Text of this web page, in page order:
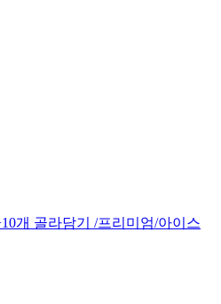
개 골라담기 /프리미엄/아이스